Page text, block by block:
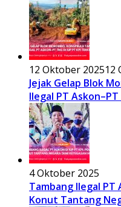
12 Oktober 202512
Jejak Gelap Blok
Ilegal PT
4 Oktober 2025
Tambang Ilegal PT
Konut Tantang